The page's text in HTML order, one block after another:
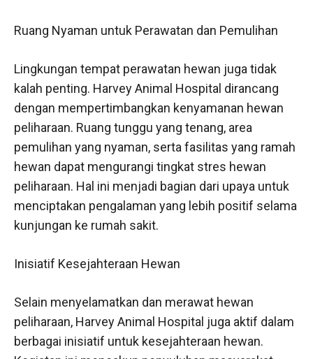
Ruang Nyaman untuk Perawatan dan Pemulihan
Lingkungan tempat perawatan hewan juga tidak
kalah penting. Harvey Animal Hospital dirancang
dengan mempertimbangkan kenyamanan hewan
peliharaan. Ruang tunggu yang tenang, area
pemulihan yang nyaman, serta fasilitas yang ramah
hewan dapat mengurangi tingkat stres hewan
peliharaan. Hal ini menjadi bagian dari upaya untuk
menciptakan pengalaman yang lebih positif selama
kunjungan ke rumah sakit.
Inisiatif Kesejahteraan Hewan
Selain menyelamatkan dan merawat hewan
peliharaan, Harvey Animal Hospital juga aktif dalam
berbagai inisiatif untuk kesejahteraan hewan.